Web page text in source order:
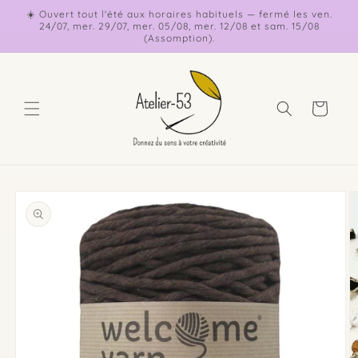
passer
☀️ Ouvert tout l'été aux horaires habituels — fermé les ven.
24/07, mer. 29/07, mer. 05/08, mer. 12/08 et sam. 15/08
(Assomption).
Panier
informations
produits